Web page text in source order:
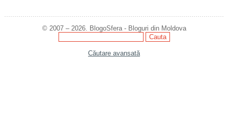
© 2007 – 2026. BlogoSfera - Bloguri din Moldova
Căutare avansată